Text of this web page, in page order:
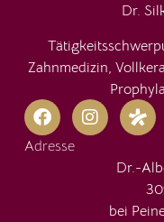
Dr.
Zahnmedizin,
Adresse
Dr.-
bei